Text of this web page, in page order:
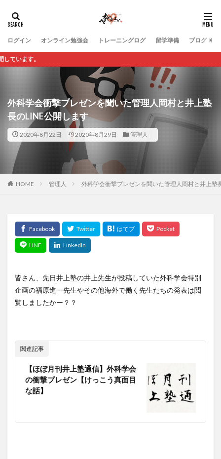
ログイン オンライン勉強会 トレーニングログ 留学準備 ブログ
外科学会衝撃プレゼンを聞いた管理人岡村と井上塾
長のLINE公開します
2020年8月22日 2020年8月29日 管理人
HOME 管理人 外科学会衝撃プレゼンを聞いた管理人岡村と井上塾
皆さん、先日井上塾の井上先生が投稿していた外科学会特別
企画の福原進一先生やその他海外で働く先生たちの発表は閲
覧しましたかー？？
関連記事
【ほぼ月刊井上塾通信】外科学会
の衝撃プレゼン【けっこう真面目
な話】